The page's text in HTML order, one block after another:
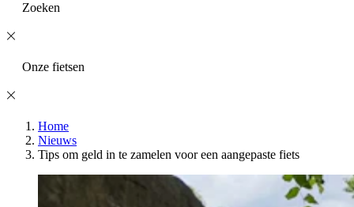
Zoeken
Onze fietsen
Home
Nieuws
Tips om geld in te zamelen voor een aangepaste fiets